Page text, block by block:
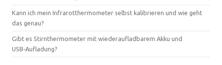
Kann ich mein Infrarotthermometer selbst kalibrieren und wie geht
das genau?
Gibt es Stirnthermometer mit wiederaufladbarem Akku und
USB‑Aufladung?